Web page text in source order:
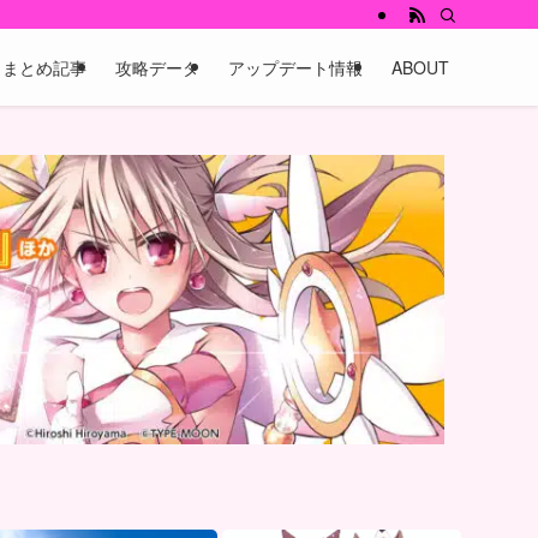
まとめ記事 攻略データ アップデート情報 ABOUT